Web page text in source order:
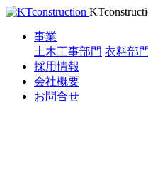
Skip
content事業
土木工事部門 衣料部門
採用情報
会社概要
お問合せ